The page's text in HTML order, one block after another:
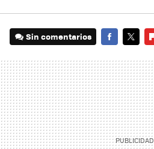
Sin comentarios